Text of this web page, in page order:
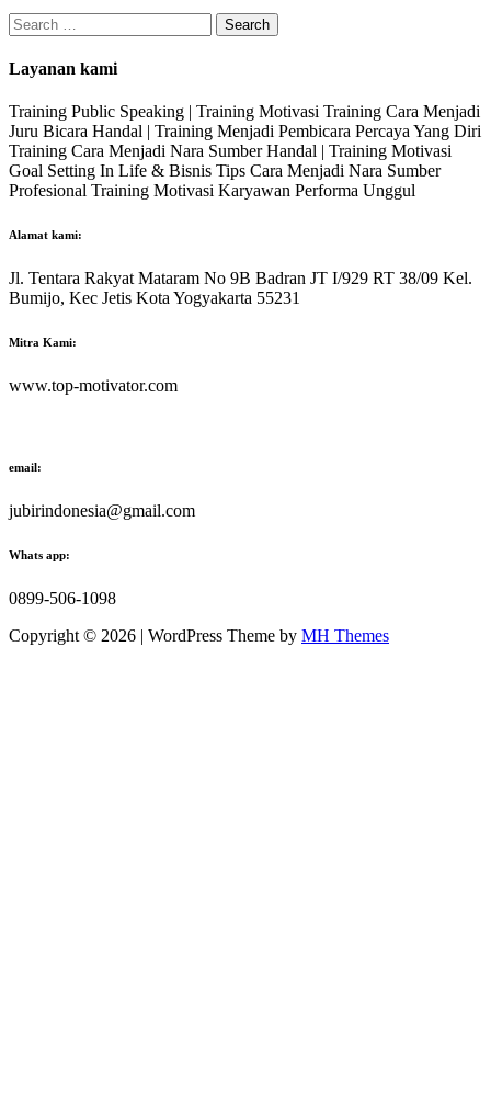
Search
for:
Layanan kami
Training Public Speaking | Training Motivasi Training Cara Menjadi
Juru Bicara Handal | Training Menjadi Pembicara Percaya Yang Diri
Training Cara Menjadi Nara Sumber Handal | Training Motivasi
Goal Setting In Life & Bisnis Tips Cara Menjadi Nara Sumber
Profesional Training Motivasi Karyawan Performa Unggul
Alamat kami:
Jl. Tentara Rakyat Mataram No 9B Badran JT I/929 RT 38/09 Kel.
Bumijo, Kec Jetis Kota Yogyakarta 55231
Mitra Kami:
www.top-motivator.com
email:
jubirindonesia@gmail.com
Whats app:
0899-506-1098
Copyright © 2026 | WordPress Theme by MH Themes